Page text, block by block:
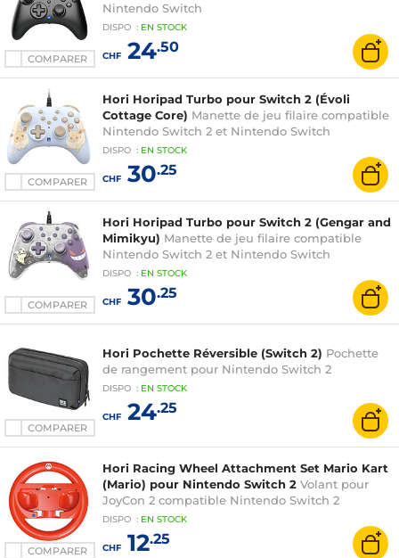
COMPARER
Nintendo Switch
DISPO : EN STOCK
CHF24.50
COMPARER
Hori Horipad Turbo pour Switch 2 (Évoli
Cottage Core) Manette de jeu filaire compatible
Nintendo Switch 2 et Nintendo Switch
DISPO : EN STOCK
CHF30.25
COMPARER
Hori Horipad Turbo pour Switch 2 (Gengar and
Mimikyu) Manette de jeu filaire compatible
Nintendo Switch 2 et Nintendo Switch
DISPO : EN STOCK
CHF30.25
COMPARER
Hori Pochette Réversible (Switch 2) Pochette
de rangement pour Nintendo Switch 2
DISPO : EN STOCK
CHF24.25
COMPARER
Hori Racing Wheel Attachment Set Mario Kart
(Mario) pour Nintendo Switch 2 Volant pour
JoyCon 2 compatible Nintendo Switch 2
DISPO : EN STOCK
CHF12.25